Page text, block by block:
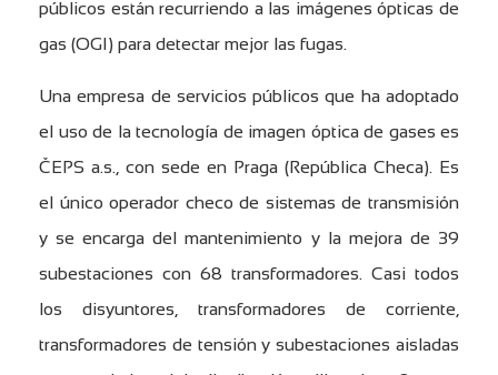
públicos están recurriendo a las imágenes ópticas de
gas (OGI) para detectar mejor las fugas.
Una empresa de servicios públicos que ha adoptado
el uso de la tecnología de imagen óptica de gases es
ČEPS a.s., con sede en Praga (República Checa). Es
el único operador checo de sistemas de transmisión
y se encarga del mantenimiento y la mejora de 39
subestaciones con 68 transformadores. Casi todos
los disyuntores, transformadores de corriente,
transformadores de tensión y subestaciones aisladas